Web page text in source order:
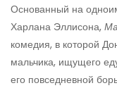
Основанный на
Харлана Эллисона,
комедия, в которой
мальчика, ищущего
его повседневной